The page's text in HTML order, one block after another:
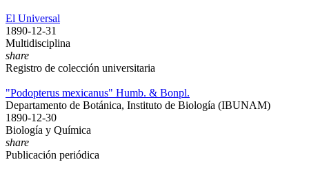
El Universal
1890-12-31
Multidisciplina
share
Registro de colección universitaria
"Podopterus mexicanus" Humb. & Bonpl.
Departamento de Botánica, Instituto de Biología (IBUNAM)
1890-12-30
Biología y Química
share
Publicación periódica